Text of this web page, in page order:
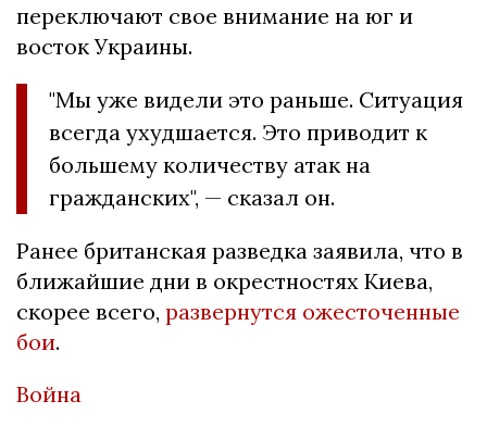
переключают свое внимание на юг и
восток Украины.
"Мы уже видели это раньше. Ситуация
всегда ухудшается. Это приводит к
большему количеству атак на
гражданских", — сказал он.
Ранее британская разведка заявила, что в
ближайшие дни в окрестностях Киева,
скорее всего, развернутся ожесточенные
бои.
Война